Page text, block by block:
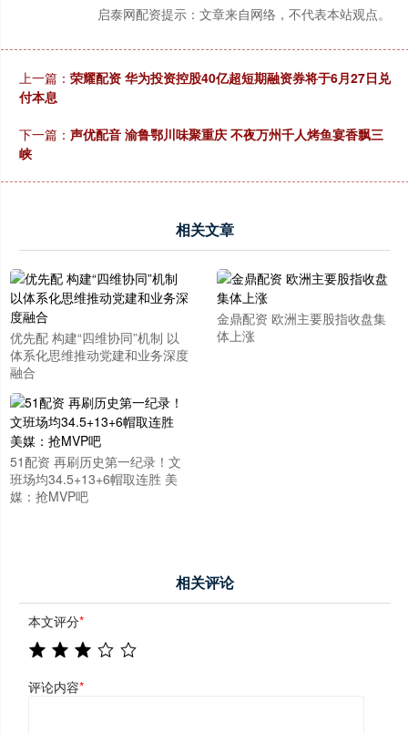
启泰网配资提示：文章来自网络，不代表本站观点。
上一篇： 荣耀配资 华为投资控股40亿超短期融资券将于6月27日兑
付本息
下一篇： 声优配音 渝鲁鄂川味聚重庆 不夜万州千人烤鱼宴香飘三
峡
相关文章
优先配 构建“四维协同”机制 以
体系化思维推动党建和业务深度
融合
金鼎配资 欧洲主要股指收盘集
体上涨
51配资 再刷历史第一纪录！文
班场均34.5+13+6帽取连胜 美
媒：抢MVP吧
相关评论
本文评分*
评论内容*